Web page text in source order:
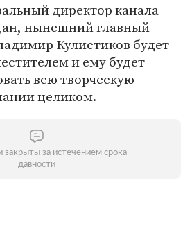
директор канала
нынешний главный
Кулистиков будет
и ему будет
всю творческую
целиком.
закрыты за истечением срока
давности